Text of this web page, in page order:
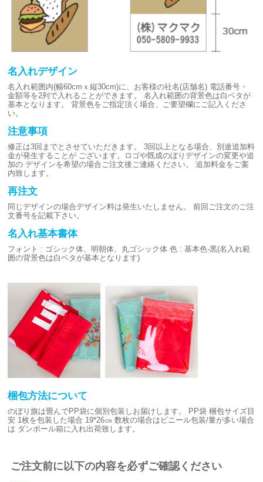
名入れデザイン
名入れ範囲内(幅60cmｘ縦30cm)に、お客様の社名(店舗名) 電話番号・
金額等を2列で入れることができます。
名入れ範囲の背景色は白ベタが
基本となります。
背景色をご指定頂く場合、ご要望欄にご記入くださ
い。
注意事項
修正は3回までとさせていただきます。
3回以上となる場合、別途追加料
金が発生することが ございます。ロゴや既成のぼりデザインの変更や追
加の デザインを希望の場合ご注文後ご連絡ください。
追加料金をご案
内致します。
再注文
同じデザインの場合デザイン料は発生いたしません。
前回ご注文のご注
文番号を記載下さい。
名入れ基本書体
フォント : ゴシック体、明朝体、丸ゴシック体 色 : 基本色-黒(名入れ範
囲の背景色は白ベタが基本となります)
梱包方法について
のぼり旗は畳んでPP袋に個別包装しお届けします。
PP袋 梱包サイズ目
安 1枚を包装した場合 19*26㎝ 数枚の場合はビニール包装/量が多い場合
は ダンボール箱に入れ出荷致します。
ご注文前に以下の内容を必ずご確認ください